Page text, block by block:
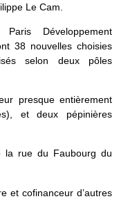
Le Cam.
Développement
38 nouvelles choisies
selon deux pôles
presque entièrement
et deux pépinières
la rue du Faubourg du
et cofinanceur d’autres